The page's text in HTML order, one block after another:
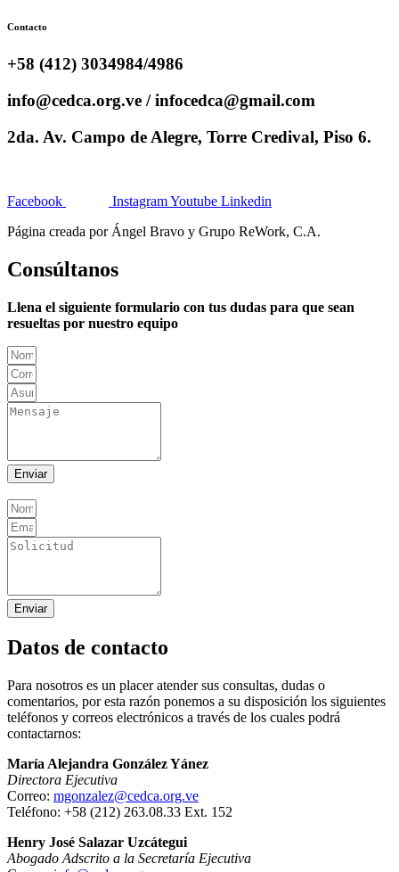
Contacto
+58 (412) 3034984/4986
info@cedca.org.ve / infocedca@gmail.com
2da. Av. Campo de Alegre, Torre Credival, Piso 6.
Facebook InstagramYoutube Linkedin
Página creada por Ángel Bravo y Grupo ReWork, C.A.
Consúltanos
Llena el siguiente formulario con tus dudas para que sean
resueltas por nuestro equipo
Enviar
Enviar
Datos de contacto
Para nosotros es un placer atender sus consultas, dudas o
comentarios, por esta razón ponemos a su disposición los siguientes
teléfonos y correos electrónicos a través de los cuales podrá
contactarnos:
María Alejandra González Yánez
Directora Ejecutiva
Correo: mgonzalez@cedca.org.ve
Teléfono: +58 (212) 263.08.33 Ext. 152
Henry José Salazar Uzcátegui
Abogado Adscrito a la Secretaría Ejecutiva